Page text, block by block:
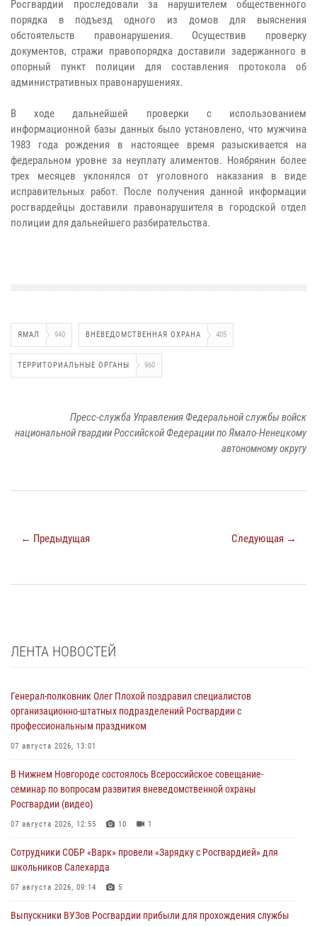
Росгвардии проследовали за нарушителем общественного
порядка в подъезд одного из домов для выяснения
обстоятельств правонарушения. Осуществив проверку
документов, стражи правопорядка доставили задержанного в
опорный пункт полиции для составления протокола об
административных правонарушениях.
В ходе дальнейшей проверки с использованием
информационной базы данных было установлено, что мужчина
1983 года рождения в настоящее время разыскивается на
федеральном уровне за неуплату алиментов. Ноябрянин более
трех месяцев уклонялся от уголовного наказания в виде
исправительных работ. После получения данной информации
росгвардейцы доставили правонарушителя в городской отдел
полиции для дальнейшего разбирательства.
ЯМАЛ 940 ВНЕВЕДОМСТВЕННАЯ ОХРАНА 405
ТЕРРИТОРИАЛЬНЫЕ ОРГАНЫ 960
Пресс-служба Управления Федеральной службы войск
национальной гвардии Российской Федерации по Ямало-Ненецкому
автономному округу
← Предыдущая Следующая →
ЛЕНТА НОВОСТЕЙ
Генерал-полковник Олег Плохой поздравил специалистов
организационно-штатных подразделений Росгвардии с
профессиональным праздником
07 августа 2026, 13:01
В Нижнем Новгороде состоялось Всероссийское совещание-
семинар по вопросам развития вневедомственной охраны
Росгвардии (видео)
07 августа 2026, 12:55 10 1
Сотрудники СОБР «Варк» провели «Зарядку с Росгвардией» для
школьников Салехарда
07 августа 2026, 09:14 5
Выпускники ВУЗов Росгвардии прибыли для прохождения службы